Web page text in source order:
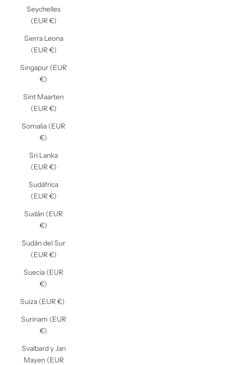
Seychelles
(EUR €)
Sierra Leona
(EUR €)
Singapur (EUR
€)
Sint Maarten
(EUR €)
Somalia (EUR
€)
Sri Lanka
(EUR €)
Sudáfrica
(EUR €)
Sudán (EUR
€)
Sudán del Sur
(EUR €)
Suecia (EUR
€)
Suiza (EUR €)
Surinam (EUR
€)
Svalbard y Jan
Mayen (EUR